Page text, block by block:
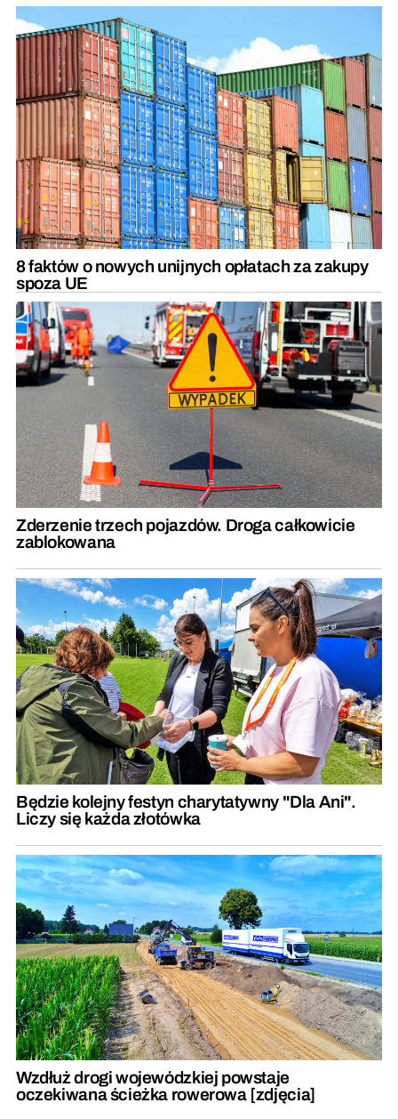
8 faktów o nowych unijnych opłatach za zakupy
spoza UE
Zderzenie trzech pojazdów. Droga całkowicie
zablokowana
Będzie kolejny festyn charytatywny "Dla Ani".
Liczy się każda złotówka
Wzdłuż drogi wojewódzkiej powstaje
oczekiwana ścieżka rowerowa [zdjęcia]